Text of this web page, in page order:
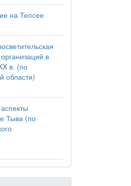
на Тепсее
в
в. (по
области)
Тыва (по